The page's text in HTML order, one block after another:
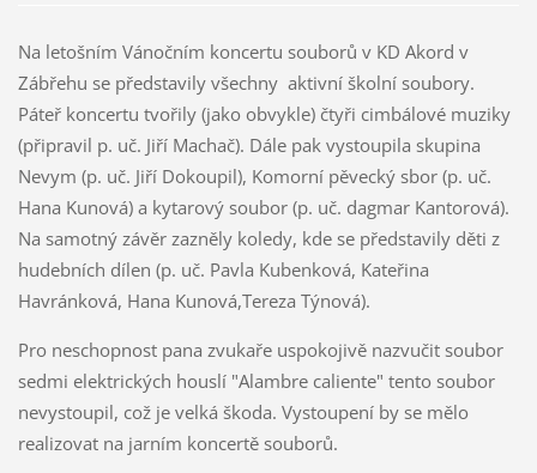
Na letošním Vánočním koncertu souborů v KD Akord v
Zábřehu se představily všechny aktivní školní soubory.
Páteř koncertu tvořily (jako obvykle) čtyři cimbálové muziky
(připravil p. uč. Jiří Machač). Dále pak vystoupila skupina
Nevym (p. uč. Jiří Dokoupil), Komorní pěvecký sbor (p. uč.
Hana Kunová) a kytarový soubor (p. uč. dagmar Kantorová).
Na samotný závěr zazněly koledy, kde se představily děti z
hudebních dílen (p. uč. Pavla Kubenková, Kateřina
Havránková, Hana Kunová,Tereza Týnová).
Pro neschopnost pana zvukaře uspokojivě nazvučit soubor
sedmi elektrických houslí "Alambre caliente" tento soubor
nevystoupil, což je velká škoda. Vystoupení by se mělo
realizovat na jarním koncertě souborů.